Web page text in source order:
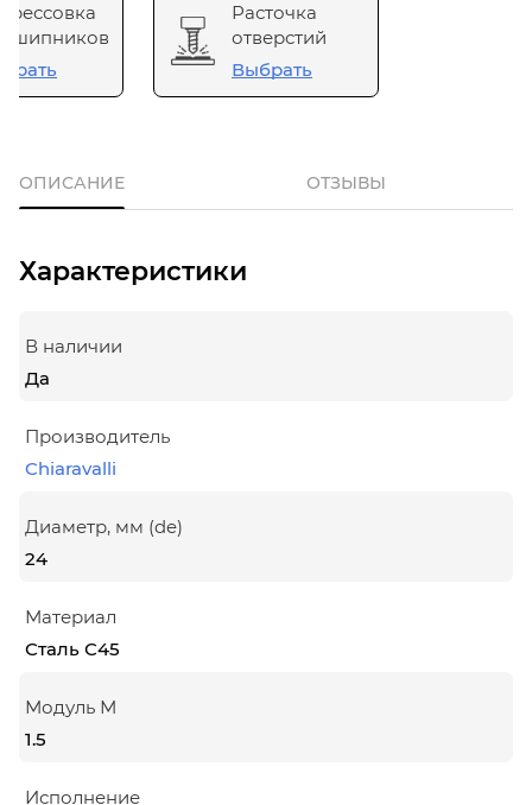
Расточка
отверстий
Выбрать
ОПИСАНИЕ ОТЗЫВЫ
Характеристики
В наличии
Да
Производитель
Chiaravalli
Диаметр, мм (de)
24
Материал
Сталь С45
Модуль М
1.5
Исполнение